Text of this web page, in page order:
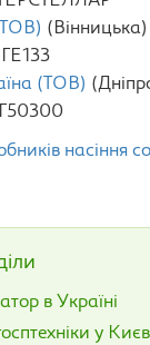
(Вінницька)
(ТОВ)
насіння
в Україні
у